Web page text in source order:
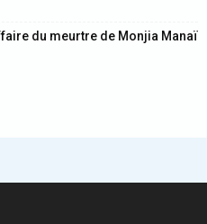
du meurtre de Monjia Manaï